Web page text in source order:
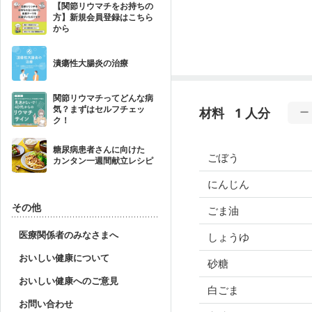
【関節リウマチをお持ちの
方】新規会員登録はこちら
から
潰瘍性大腸炎の治療
関節リウマチってどんな病
気？まずはセルフチェッ
ク！
糖尿病患者さんに向けた
カンタン一週間献立レシピ
その他
医療関係者のみなさまへ
おいしい健康について
おいしい健康へのご意見
お問い合わせ
材料 1 人分
ごぼう
にんじん
ごま油
しょうゆ
砂糖
白ごま